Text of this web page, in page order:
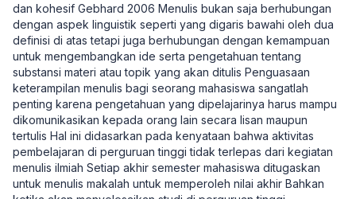
dan kohesif Gebhard 2006 Menulis bukan saja berhubungan
dengan aspek linguistik seperti yang digaris bawahi oleh dua
definisi di atas tetapi juga berhubungan dengan kemampuan
untuk mengembangkan ide serta pengetahuan tentang
substansi materi atau topik yang akan ditulis Penguasaan
keterampilan menulis bagi seorang mahasiswa sangatlah
penting karena pengetahuan yang dipelajarinya harus mampu
dikomunikasikan kepada orang lain secara lisan maupun
tertulis Hal ini didasarkan pada kenyataan bahwa aktivitas
pembelajaran di perguruan tinggi tidak terlepas dari kegiatan
menulis ilmiah Setiap akhir semester mahasiswa ditugaskan
untuk menulis makalah untuk memperoleh nilai akhir Bahkan